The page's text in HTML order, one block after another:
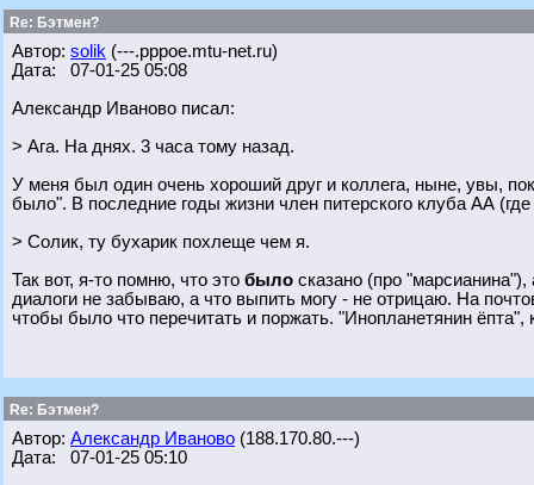
Re: Бэтмен?
Автор: solik (---.pppoe.mtu-net.ru)
Дата: 07-01-25 05:08
Александр Иваново писал:
> Ага. На днях. 3 часа тому назад.
У меня был один очень хороший друг и коллега, ныне, увы,
было". В последние годы жизни член питерского клуба АА
> Солик, ту бухарик похлеще чем я.
Так вот, я-то помню, что это было сказано (про "марсианина"),
диалоги не забываю, а что выпить могу - не отрицаю. На
чтобы было что перечитать и поржать. "Инопланетянин ёпта",
Re: Бэтмен?
Автор: Александр Иваново (188.170.80.---)
Дата: 07-01-25 05:10